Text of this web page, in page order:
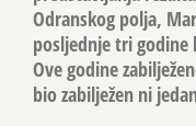
Odranskog polja,
posljednje tri godine
Ove godine
bio zabilježen ni